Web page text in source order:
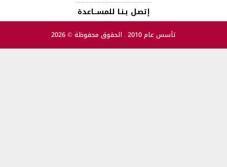
إتصـل بـنـا للمســـاعدة
تأسس عام 2010 . الحقوق محفوظة © 2026